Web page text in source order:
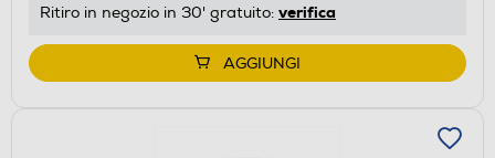
Ritiro in negozio in 30' gratuito: verifica
AGGIUNGI